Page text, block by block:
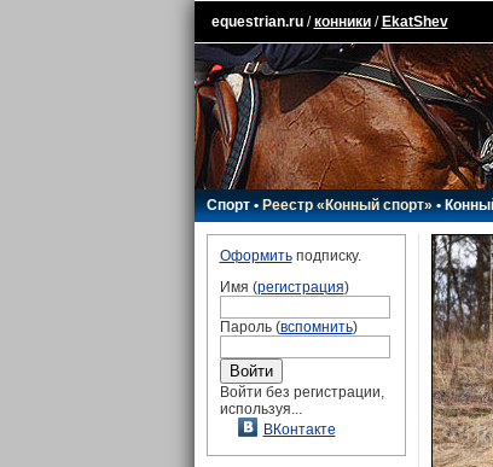
equestrian.ru/конники/ EkatShev
Спорт•Реестр «Конный спорт»•
Оформитьподписку.
Имя (регистрация)
Пароль (вспомнить)
Войти без регистрации,
используя...
ВКонтакте